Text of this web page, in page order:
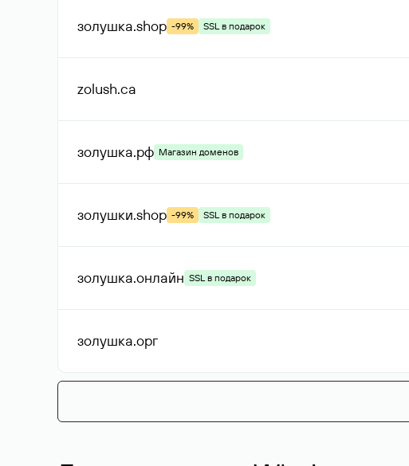
золушка.shop -99% SSL в подарок
zolush.ca
золушка.рф Магазин доменов
золушки.shop -99% SSL в подарок
золушка.онлайн SSL в подарок
золушка.орг